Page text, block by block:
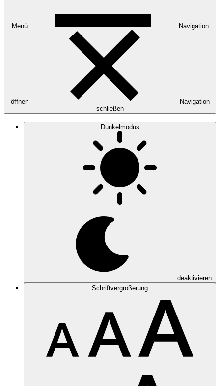
Menü Navigation
öffnen
Navigation
schließen
Dunkelmodus
deaktivieren
Schriftvergrößerung